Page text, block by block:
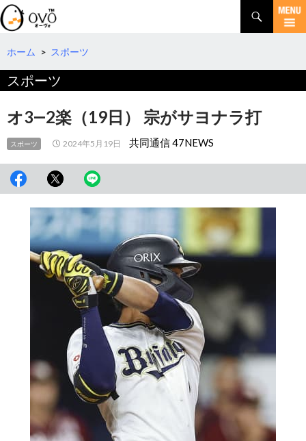
検
索
コ
テ
へ
動
ホーム > スポーツ
スポーツ
オ3―2楽（19日） 宗がサヨナラ打
スポーツ 2024年5月19日 共同通信 47NEWS